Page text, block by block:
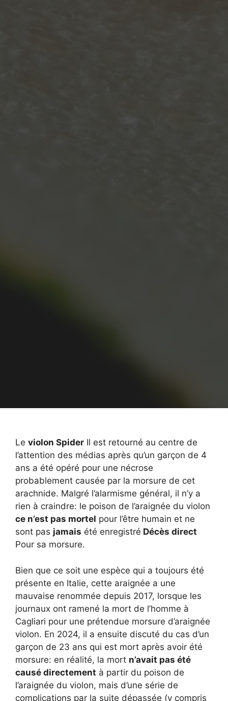
Le violon Spider Il est retourné au centre de
l’attention des médias après qu’un garçon de 4
ans a été opéré pour une nécrose
probablement causée par la morsure de cet
arachnide. Malgré l’alarmisme général, il n’y a
rien à craindre: le poison de l’araignée du violon
ce n’est pas mortel pour l’être humain et ne
sont pas jamais été enregistré Décès direct
Pour sa morsure.
Bien que ce soit une espèce qui a toujours été
présente en Italie, cette araignée a une
mauvaise renommée depuis 2017, lorsque les
journaux ont ramené la mort de l’homme à
Cagliari pour une prétendue morsure d’araignée
violon. En 2024, il a ensuite discuté du cas d’un
garçon de 23 ans qui est mort après avoir été
morsure: en réalité, la mort n’avait pas été
causé directement à partir du poison de
l’araignée du violon, mais d’une série de
complications par la suite dépassée (y compris